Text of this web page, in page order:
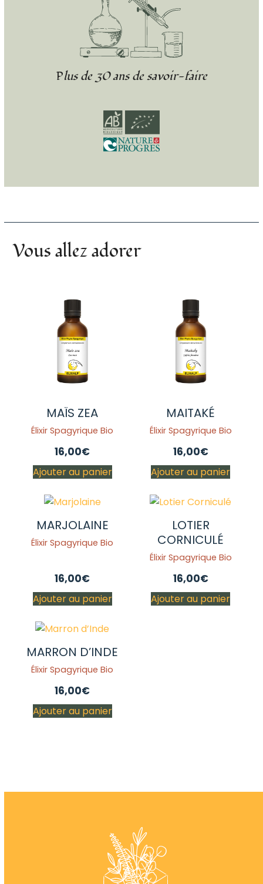
Plus de 30 ans de savoir-faire
Vous allez adorer
MAÏS ZEA
Élixir Spagyrique Bio
16,00€
Ajouter au panier
MAITAKÉ
Élixir Spagyrique Bio
16,00€
Ajouter au panier
MARJOLAINE
Élixir Spagyrique Bio
16,00€
Ajouter au panier
LOTIER
CORNICULÉ
Élixir Spagyrique Bio
16,00€
Ajouter au panier
MARRON D’INDE
Élixir Spagyrique Bio
16,00€
Ajouter au panier